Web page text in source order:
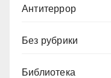
Антитеррор
Без рубрики
Библиотека